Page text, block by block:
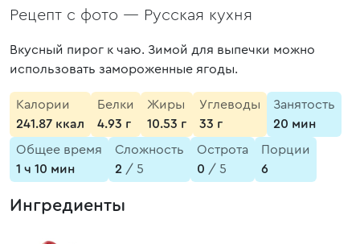
Рецепт с фото — Русская кухня
Вкусный пирог к чаю. Зимой для выпечки можно
использовать замороженные ягоды.
Калории
241.87 ккал
Белки
4.93 г
Жиры
10.53 г
Углеводы
33 г
Занятость
20 мин
Общее время
1 ч 10 мин
Сложность
2 / 5
Острота
0 / 5
Порции
6
Ингредиенты